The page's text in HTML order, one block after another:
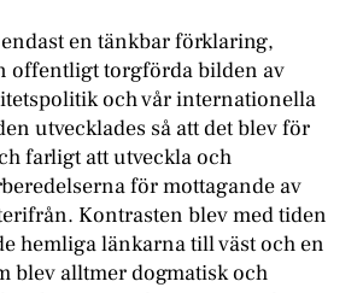
en tänkbar förklaring,
offentligt torgförda bilden av
och vår internationella
utvecklades så att det blev för
farligt att utveckla och
för mottagande av
Kontrasten blev med tiden
hemliga länkarna till väst och en
blev alltmer dogmatisk och